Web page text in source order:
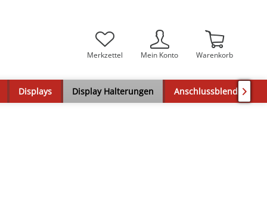
Merkzettel Mein Konto Warenkorb
Displays Display Halterungen Anschlussblenden
